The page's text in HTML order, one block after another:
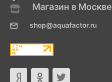
Магазин в Москве
shop@aquafactor.ru